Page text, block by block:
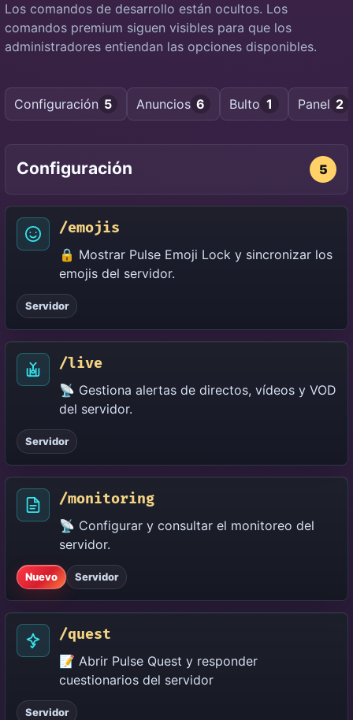
Los comandos de desarrollo están ocultos. Los
comandos premium siguen visibles para que los
administradores entiendan las opciones disponibles.
Configuración 5 Anuncios 6 Bulto 1 Panel 2
Configuración 5
/emojis
🔒 Mostrar Pulse Emoji Lock y sincronizar los
emojis del servidor.
Servidor
/live
📡 Gestiona alertas de directos, vídeos y VOD
del servidor.
Servidor
/monitoring
📡 Configurar y consultar el monitoreo del
servidor.
Nuevo Servidor
/quest
📝 Abrir Pulse Quest y responder
cuestionarios del servidor
Servidor